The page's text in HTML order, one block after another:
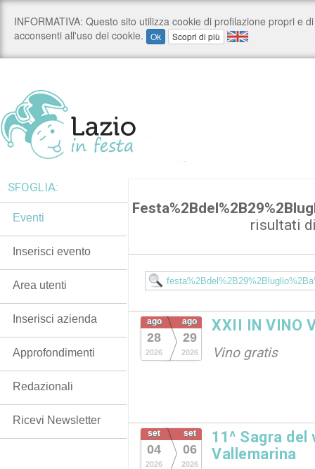
risultati
ago
28
2026
ago
29
2026
XXII IN VINO
Vino gratis
set
04
2026
set
06
2026
11^ Sagra
Vallemarina
SFOGLIA:
Eventi
Inserisci evento
Area utenti
Inserisci azienda
Approfondimenti
Redazionali
Ricevi Newsletter